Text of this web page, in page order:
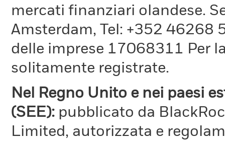
mercati finanziari olandese.
Amsterdam, Tel: +352 46268
delle imprese 17068311 Per
solitamente registrate.
Nel Regno Unito e nei paesi
(SEE): pubblicato da
Limited, autorizzata e